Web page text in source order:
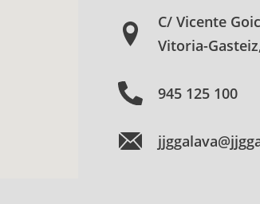
C/ Vicente
Vitoria-
945 125 100